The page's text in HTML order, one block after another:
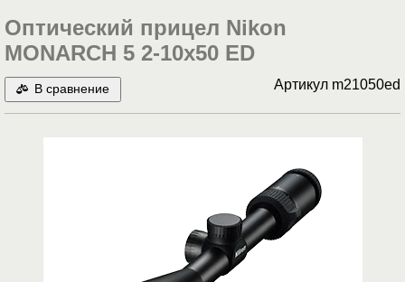
Оптический прицел Nikon
MONARCH 5 2-10x50 ED
В сравнение Артикул m21050ed